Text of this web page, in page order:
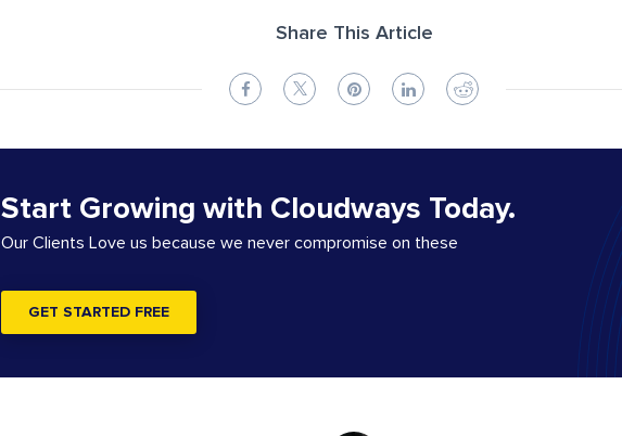
Share This Article
Start Growing with Cloudways Today.
Our Clients Love us because we never compromise on these
GET STARTED FREE